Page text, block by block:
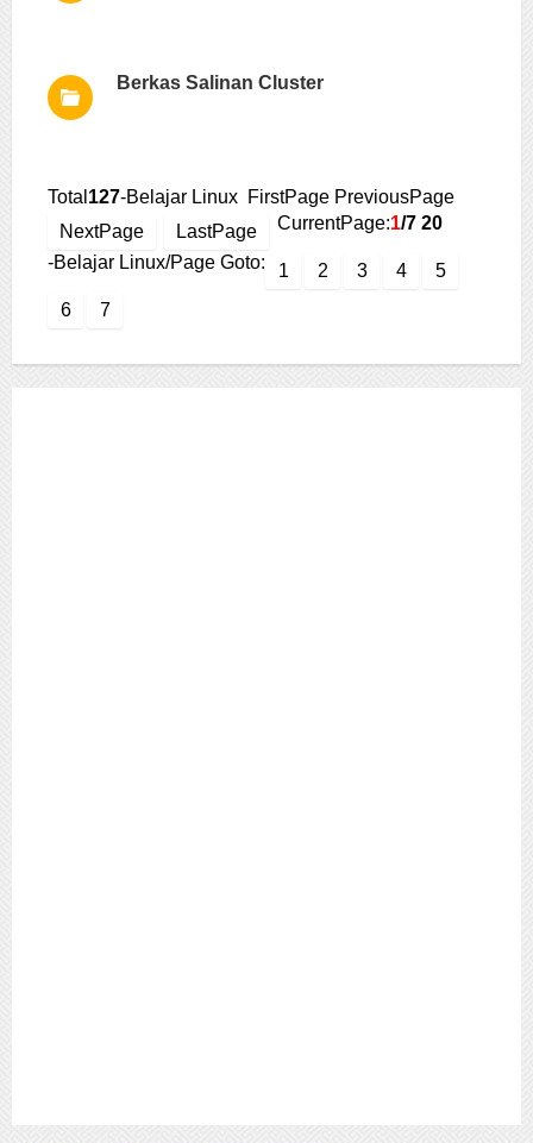
Berkas Salinan Cluster
Total 127-Belajar Linux FirstPage PreviousPage
NextPage
LastPage CurrentPage:1/7 20
-Belajar Linux/Page Goto:
1 2 3 4
5
6
7